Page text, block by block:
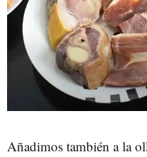
Añadimos también a la